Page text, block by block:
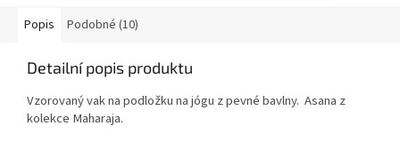
díky praktickým rozměrům ji lze
cestování, dovolenou i
každodenní praxi mimo domov.
Popis Podobné (10)
Detailní popis produktu
Vzorovaný vak na podložku na jógu z pevné bavlny. Asana z
kolekce Maharaja.